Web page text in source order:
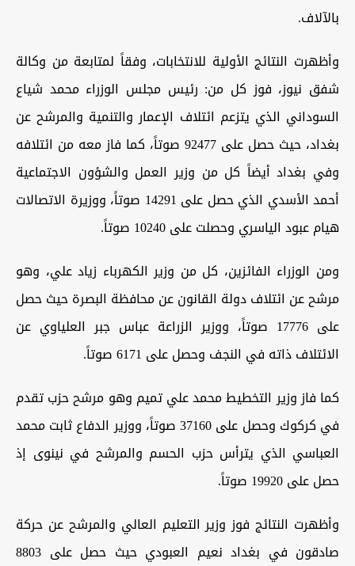
بالآلاف.
وأظهرت النتائج الأولية للانتخابات، وفقاً لمتابعة من وكالة
شفق نيوز، فوز كل من: رئيس مجلس الوزراء محمد شياع
السوداني الذي يتزعم ائتلاف الإعمار والتنمية والمرشح عن
بغداد، حيث حصل على 92477 صوتاً، كما فاز معه من ائتلافه
وفي بغداد أيضاً كل من وزير العمل والشؤون الاجتماعية
أحمد الأسدي الذي حصل على 14291 صوتاً، ووزيرة الاتصالات
هيام عبود الياسري وحصلت على 10240 صوتاً
.
ومن الوزراء الفائزين، كل من وزير الكهرباء زياد علي، وهو
مرشح عن ائتلاف دولة القانون عن محافظة البصرة حيث حصل
على 17776 صوتاً، ووزير الزراعة عباس جبر العلياوي عن
الائتلاف ذاته في النجف وحصل على 6171 صوتاً
.
كما فاز وزير التخطيط محمد علي تميم وهو مرشح حزب تقدم
في كركوك وحصل على 37160 صوتاً، ووزير الدفاع ثابت محمد
العباسي الذي يترأس حزب الحسم والمرشح في نينوى إذ
حصل على 19920 صوتاً
.
وأظهرت النتائج فوز وزير التعليم العالي والمرشح عن حركة
صادقون في بغداد نعيم العبودي حيث حصل على 8803